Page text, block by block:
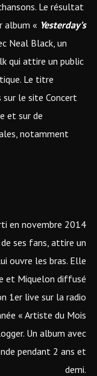
Le résultat
album « Yesterday’s
Neal Black, un
qui attire un public
Le titre
sur le site Concert
et sur de
notamment
en novembre 2014
ses fans, attire un
ouvre les bras. Elle
et Miquelon diffusé
1er live sur la radio
« Artiste du Mois
Un album avec
pendant 2 ans et
demi.